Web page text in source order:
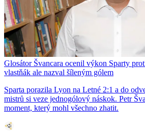
Glosátor Švancara ocenil výkon Sparty
vlastňák ale nazval šíleným gólem
Sparta porazila Lyon na Letné 2:1 a do
mistrů si veze jednogólový náskok. Petr
moment, který mohl všechno zhatit.